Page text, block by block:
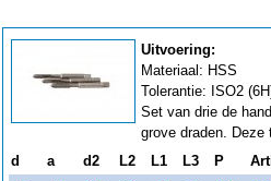
Uitvoering:
Materiaal: HSS
Tolerantie: ISO2
Set van drie de
grove draden.
d
a d2 L2 L1 L3 P